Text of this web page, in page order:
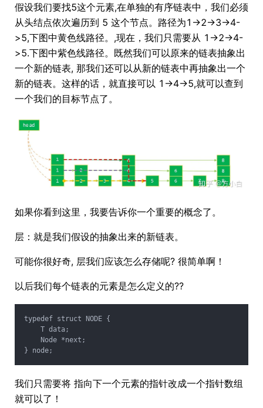
假设我们要找5这个元素,在单独的有序链表中，我们必须
从头结点依次遍历到 5 这个节点。路径为1->2->3->4-
>5,下图中黄色线路径。,现在，我们只需要从 1->2->4-
>5.下图中紫色线路径。既然我们可以原来的链表抽象出
一个新的链表, 那我们还可以从新的链表中再抽象出一个
新的链表。这样的话，就直接可以 1->4->5,就可以查到
一个我们的目标节点了。
如果你看到这里，我要告诉你一个重要的概念了。
层：就是我们假设的抽象出来的新链表。
可能你很好奇, 层我们应该怎么存储呢? 很简单啊！
以后我们每个链表的元素是怎么定义的??
typedef struct NODE {
T data;
Node *next;
} node;
我们只需要将 指向下一个元素的指针改成一个指针数组
就可以了！